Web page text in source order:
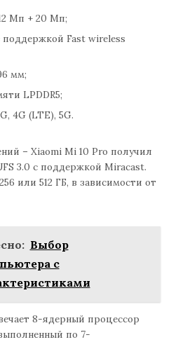
Мп + 20 Мп;
поддержкой Fast wireless
мм;
LPDDR5;
4G (LTE), 5G.
– Xiaomi Mi 10 Pro получил
3.0 с поддержкой Miracast.
или 512 ГБ, в зависимости от
Выбор
с
8-ядерный процессор
по 7-